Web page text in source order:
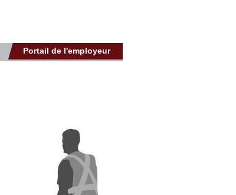
Portail de l'employeur